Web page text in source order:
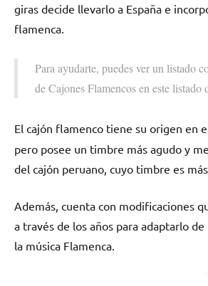
giras decide llevarlo a España e
flamenca.
Para ayudarte, puedes ver un listado
de Cajones Flamencos en este listado
El cajón flamenco tiene su origen en
pero posee un timbre más agudo y
del cajón peruano, cuyo timbre es
Además, cuenta con modificaciones
a través de los años para adaptarlo
la música Flamenca.